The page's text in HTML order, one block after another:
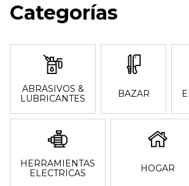
Categorías
ABRASIVOS &
LUBRICANTES
BAZAR
HERRAMIENTAS
ELECTRICAS
HOGAR